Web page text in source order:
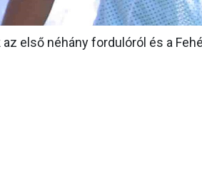
első néhány fordulóról és a